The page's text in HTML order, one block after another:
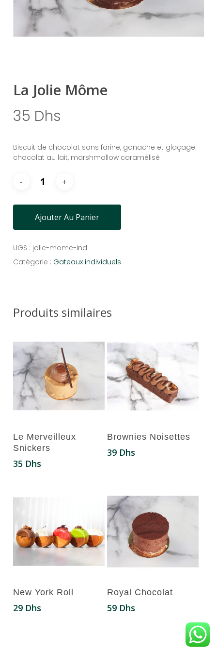
La Jolie Môme
35 Dhs
Biscuit de chocolat sans farine, ganache et glaçage
chocolat au lait, marshmallow caramélisé
Ajouter Au Panier
UGS : jolie-mome-ind
Catégorie : Gateaux individuels
Produits similaires
Ajouter Au Panier
Le Merveilleux
Snickers
35 Dhs
Ajouter Au Panier
Brownies Noisettes
39 Dhs
Ajouter Au Panier
New York Roll
29 Dhs
Ajouter Au Panier
Royal Chocolat
59 Dhs